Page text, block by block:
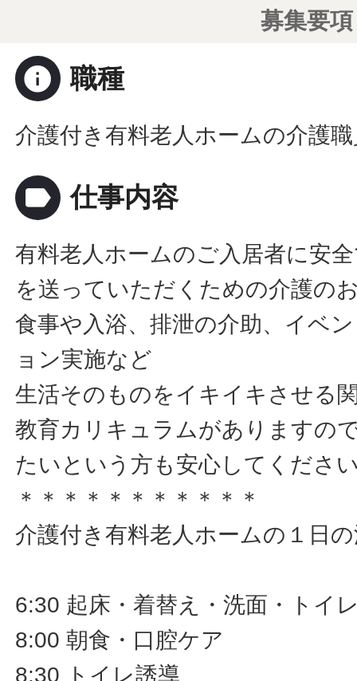
募集要項
info 職種
介護付き有料老人ホームの介護
label 仕事内容
有料老人ホームのご入居者に安
を送っていただくための介護の
食事や入浴、排泄の介助、イベ
ョン実施など
生活そのものをイキイキさせる
教育カリキュラムがありますの
たいという方も安心してくださ
＊＊＊＊＊＊＊＊＊＊＊
介護付き有料老人ホームの１日
6:30 起床・着替え・洗面・トイ
8:00 朝食・口腔ケア
8:30 トイレ誘導